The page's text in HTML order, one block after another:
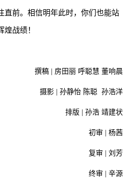
直前。相信明年此时，你们也能站
战绩！
撰稿 | 房田丽 呼聪慧 董响晨
摄影 | 孙静怡 陈聪 孙浩洋
排版 | 孙浩 靖建状
初审 | 杨茜
复审 | 刘芳
终审 | 辛源